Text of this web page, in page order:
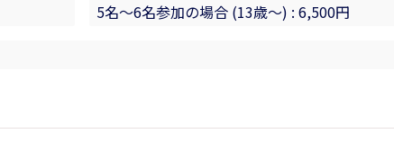
5名～6名参加の場合 (13歳〜) : 6,500円